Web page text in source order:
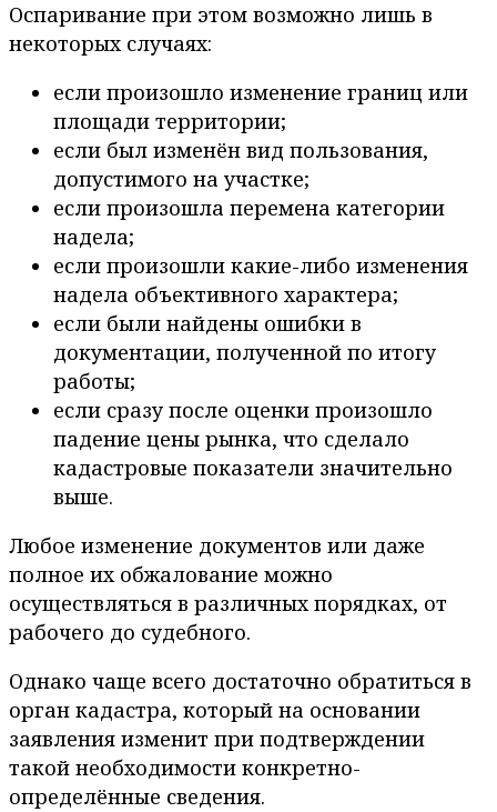
Оспаривание при этом возможно лишь в
некоторых случаях:
если произошло изменение границ или
площади территории;
если был изменён вид пользования,
допустимого на участке;
если произошла перемена категории
надела;
если произошли какие-либо изменения
надела объективного характера;
если были найдены ошибки в
документации, полученной по итогу
работы;
если сразу после оценки произошло
падение цены рынка, что сделало
кадастровые показатели значительно
выше.
Любое изменение документов или даже
полное их обжалование можно
осуществляться в различных порядках, от
рабочего до судебного.
Однако чаще всего достаточно обратиться в
орган кадастра, который на основании
заявления изменит при подтверждении
такой необходимости конкретно-
определённые сведения.